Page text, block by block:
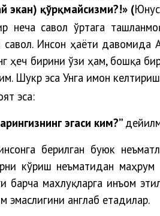
экан) қўрқмайсизми?!» (
неча савол ўртага
савол. Инсон ҳаёти давомида
ҳеч бирини ўзи ҳам, бошқа
Шукр эса Унга имон
эса:
эгаси ким?”
берилган буюк
кўриш неъматидан
барча махлуқларга инъом
эмаслигини англаб етадилар.